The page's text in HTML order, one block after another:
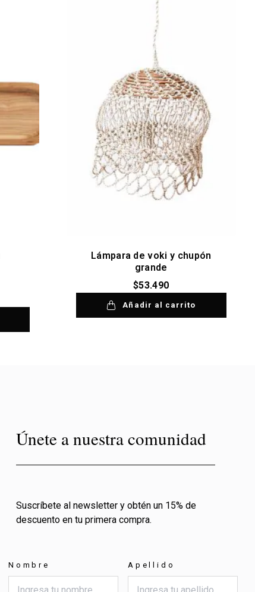
Lámpara de voki y chupón
grande
$53.490
Añadir al carrito
Únete a nuestra comunidad
Suscríbete al newsletter y obtén un 15% de
descuento en tu primera compra.
Nombre Apellido